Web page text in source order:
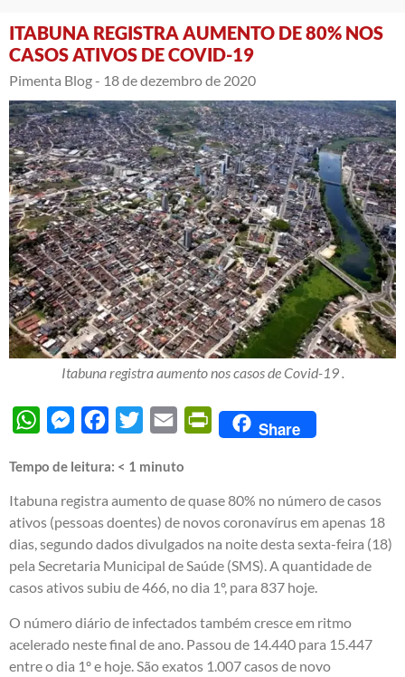
ITABUNA REGISTRA AUMENTO DE 80% NOS
CASOS ATIVOS DE COVID-19
Pimenta Blog - 18 de dezembro de 2020
Itabuna registra aumento nos casos de Covid-19 .
WhatsAppMessengerFacebook
Twitter Email PrintFriendly
Share
Tempo de leitura: < 1 minuto
Itabuna registra aumento de quase 80% no número de casos
ativos (pessoas doentes) de novos coronavírus em apenas 18
dias, segundo dados divulgados na noite desta sexta-feira (18)
pela Secretaria Municipal de Saúde (SMS). A quantidade de
casos ativos subiu de 466, no dia 1º, para 837 hoje.
O número diário de infectados também cresce em ritmo
acelerado neste final de ano. Passou de 14.440 para 15.447
entre o dia 1º e hoje. São exatos 1.007 casos de novo